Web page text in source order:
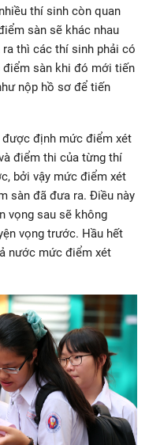
thí sinh còn quan
sàn sẽ khác nhau
thì các thí sinh phải có
sàn khi đó mới tiến
nộp hồ sơ để tiến
định mức điểm xét
điểm thi của từng thí
bởi vậy mức điểm xét
sàn đã đưa ra. Điều này
vọng sau sẽ không
vọng trước. Hầu hết
nước mức điểm xét